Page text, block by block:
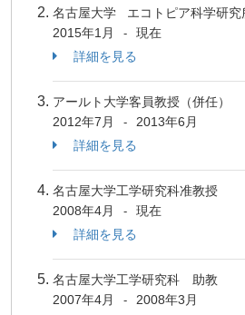
名古屋大学 エコトピア科学研
2015年1月
-
現在
詳細を見る
アールト大学客員教授（併任）
2012年7月
-
2013年6月
詳細を見る
名古屋大学工学研究科准教授
2008年4月
-
現在
詳細を見る
名古屋大学工学研究科 助教
2007年4月
-
2008年3月